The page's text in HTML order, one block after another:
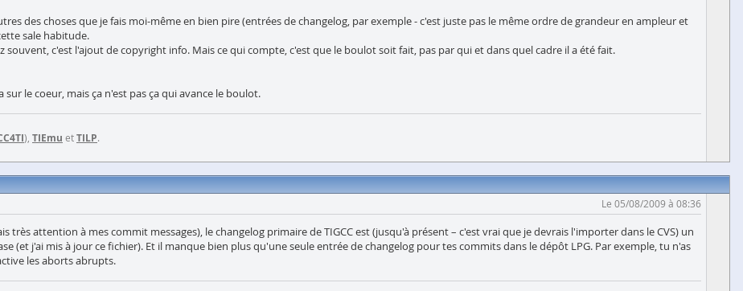
des choses que je fais moi-même en bien pire (entrées de changelog, par exemple - c'est juste pas le même ordre de grandeur en ampleur et
sale habitude.
c'est l'ajout de copyright info. Mais ce qui compte, c'est que le boulot soit fait, pas par qui et dans quel cadre il a été fait.
le coeur, mais ça n'est pas ça qui avance le boulot.
), TIEmu etTILP.
Le 05/08/2009 à 08:36
très attention à mes commit messages), le changelog primaire de TIGCC est (jusqu'à présent – c'est vrai que je devrais l'importer dans le CVS) un
(et j'ai mis à jour ce fichier). Et il manque bien plus qu'une seule entrée de changelog pour tes commits dans le dépôt LPG. Par exemple, tu n'as
les aborts abrupts.